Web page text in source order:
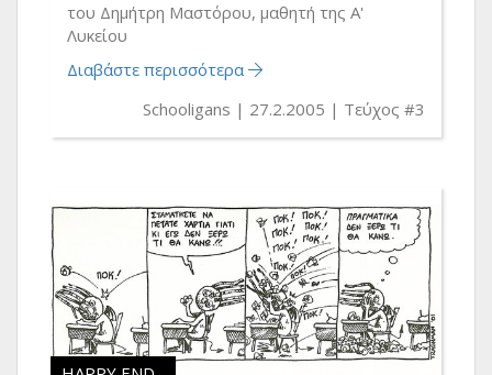
του Δημήτρη Μαστόρου, μαθητή της Α'
Λυκείου
Διαβάστε περισσότερα
Schooligans
27.2.2005 Τεύχος #3